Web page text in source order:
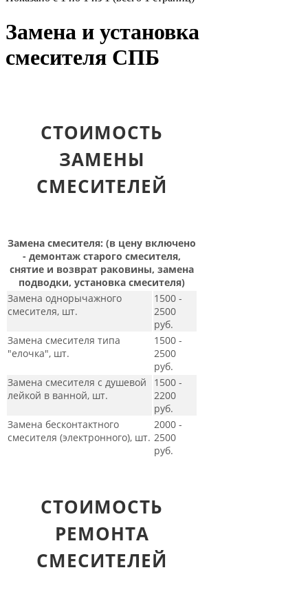
Замена и установка
смесителя СПБ
СТОИМОСТЬ
ЗАМЕНЫ
СМЕСИТЕЛЕЙ
Замена смесителя: (в цену включено
- демонтаж старого смесителя,
снятие и возврат раковины, замена
подводки, установка смесителя)
Замена однорычажного
смесителя, шт.
1500 -
2500
руб.
Замена смесителя типа
"елочка", шт.
1500 -
2500
руб.
Замена смесителя с душевой
лейкой в ванной, шт.
1500 -
2200
руб.
Замена бесконтактного
смесителя (электронного), шт.
2000 -
2500
руб.
СТОИМОСТЬ
РЕМОНТА
СМЕСИТЕЛЕЙ